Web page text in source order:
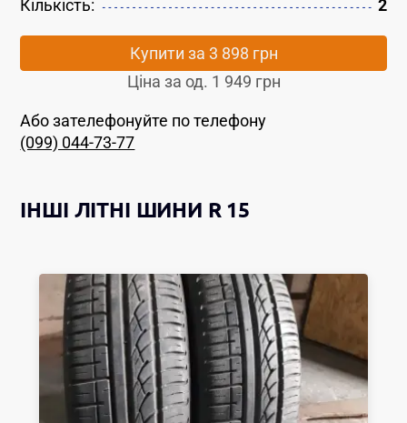
Кількість: 2
Купити за 3 898 грн
Ціна за од. 1 949 грн
Або зателефонуйте по телефону
(099) 044-73-77
ІНШІ ЛІТНІ ШИНИ R 15